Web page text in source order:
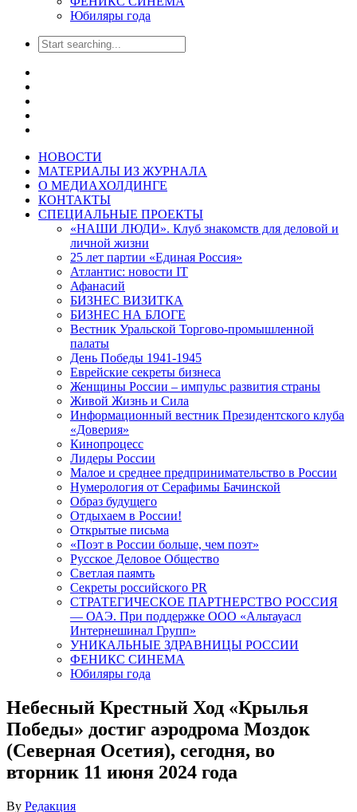
Юбиляры года
НОВОСТИ
МАТЕРИАЛЫ ИЗ ЖУРНАЛА
О МЕДИАХОЛДИНГЕ
КОНТАКТЫ
СПЕЦИАЛЬНЫЕ ПРОЕКТЫ
«НАШИ ЛЮДИ». Клуб знакомств для деловой и
личной жизни
25 лет партии «Единая Россия»
Атлантис: новости IT
Афанасий
БИЗНЕС ВИЗИТКА
БИЗНЕС НА БЛОГЕ
Вестник Уральской Торгово-промышленной
палаты
День Победы 1941-1945
Еврейские секреты бизнеса
Женщины России – импульс развития страны
Живой Жизнь и Сила
Информационный вестник Президентского клуба
«Доверия»
Кинопроцесс
Лидеры России
Малое и среднее предпринимательство в России
Нумерология от Серафимы Бачинской
Образ будущего
Отдыхаем в России!
Открытые письма
«Поэт в России больше, чем поэт»
Русское Деловое Общество
Светлая паямть
Секреты российского PR
СТРАТЕГИЧЕСКОЕ ПАРТНЕРСТВО РОССИЯ
— ОАЭ. При поддержке ООО «Альтауасл
Интернешинал Групп»
УНИКАЛЬНЫЕ ЗДРАВНИЦЫ РОССИИ
ФЕНИКС СИНЕМА
Юбиляры года
Небесный Крестный Ход «Крылья
Победы» достиг аэродрома Моздок
(Северная Осетия), сегодня, во
вторник 11 июня 2024 года
By Редакция